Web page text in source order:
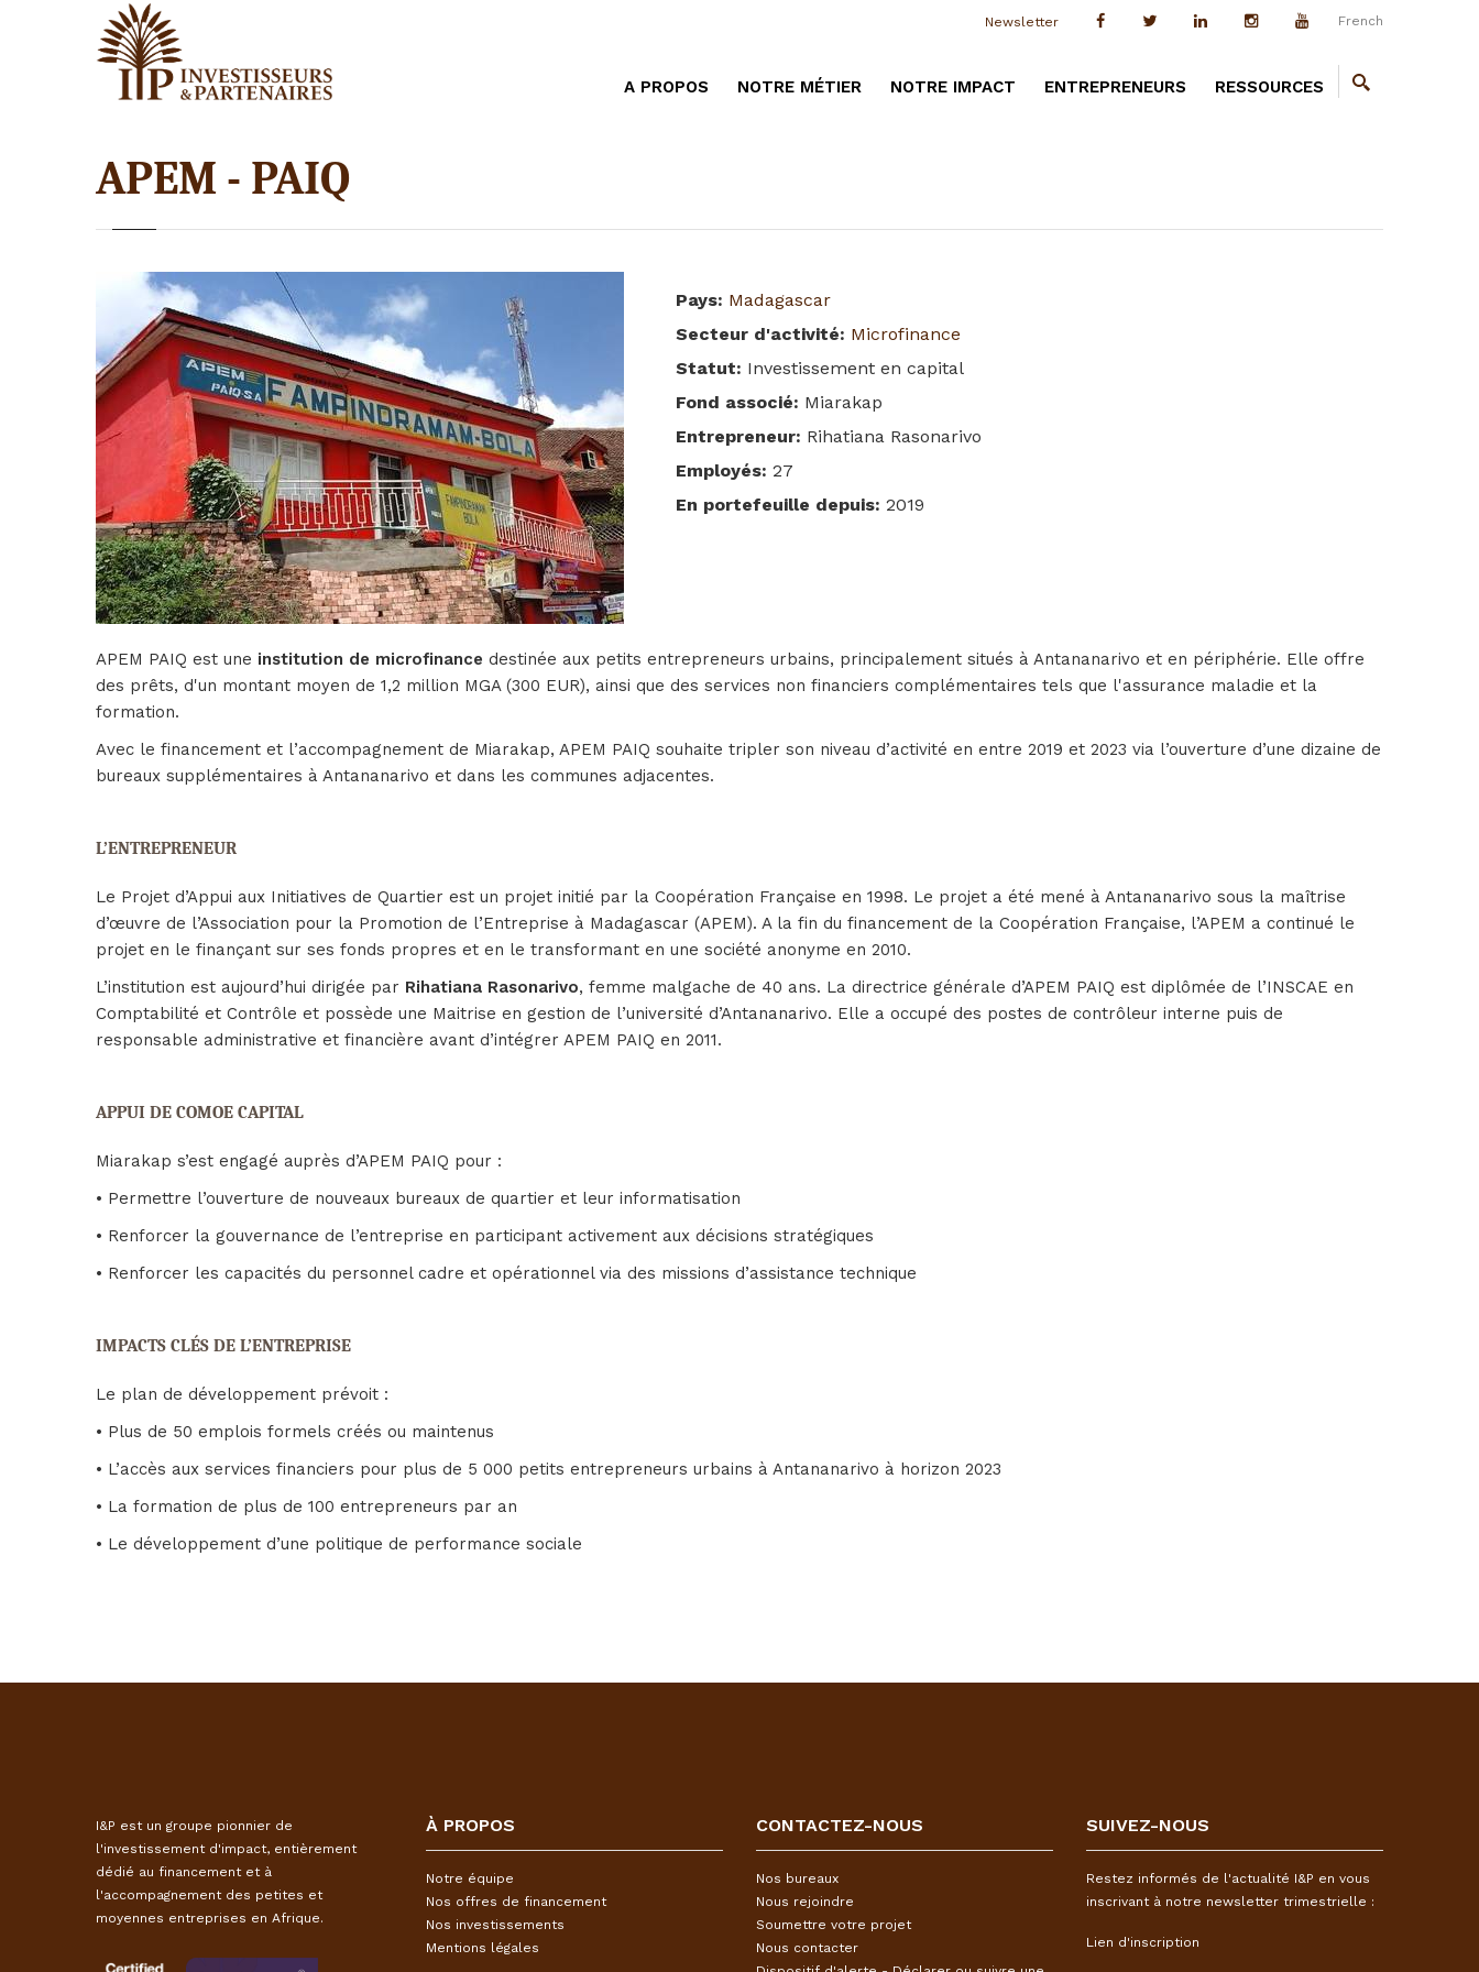
French
Newsletter
A PROPOS NOTRE MÉTIER NOTRE IMPACT ENTREPRENEURS RESSOURCES
APEM - PAIQ
Pays: Madagascar
Secteur d'activité: Microfinance
Statut: Investissement en capital
Fond associé: Miarakap
Entrepreneur: Rihatiana Rasonarivo
Employés: 27
En portefeuille depuis: 2019
APEM PAIQ est une institution de microfinance destinée aux petits entrepreneurs urbains, principalement situés à Antananarivo et en périphérie. Elle offre
des prêts, d'un montant moyen de 1,2 million MGA (300 EUR), ainsi que des services non financiers complémentaires tels que l'assurance maladie et la
formation.
Avec le financement et l’accompagnement de Miarakap, APEM PAIQ souhaite tripler son niveau d’activité en entre 2019 et 2023 via l’ouverture d’une dizaine de
bureaux supplémentaires à Antananarivo et dans les communes adjacentes.
L’ENTREPRENEUR
Le Projet d’Appui aux Initiatives de Quartier est un projet initié par la Coopération Française en 1998. Le projet a été mené à Antananarivo sous la maîtrise
d’œuvre de l’Association pour la Promotion de l’Entreprise à Madagascar (APEM). A la fin du financement de la Coopération Française, l’APEM a continué le
projet en le finançant sur ses fonds propres et en le transformant en une société anonyme en 2010.
L’institution est aujourd’hui dirigée par Rihatiana Rasonarivo, femme malgache de 40 ans. La directrice générale d’APEM PAIQ est diplômée de l’INSCAE en
Comptabilité et Contrôle et possède une Maitrise en gestion de l’université d’Antananarivo. Elle a occupé des postes de contrôleur interne puis de
responsable administrative et financière avant d’intégrer APEM PAIQ en 2011.
APPUI DE COMOE CAPITAL
Miarakap s’est engagé auprès d’APEM PAIQ pour :
• Permettre l’ouverture de nouveaux bureaux de quartier et leur informatisation
• Renforcer la gouvernance de l’entreprise en participant activement aux décisions stratégiques
• Renforcer les capacités du personnel cadre et opérationnel via des missions d’assistance technique
IMPACTS CLÉS DE L’ENTREPRISE
Le plan de développement prévoit :
• Plus de 50 emplois formels créés ou maintenus
• L’accès aux services financiers pour plus de 5 000 petits entrepreneurs urbains à Antananarivo à horizon 2023
• La formation de plus de 100 entrepreneurs par an
• Le développement d’une politique de performance sociale
I&P est un groupe pionnier de
l'investissement d'impact, entièrement
dédié au financement et à
l'accompagnement des petites et
moyennes entreprises en Afrique.
À PROPOS
Notre équipe
Nos offres de financement
Nos investissements
Mentions légales
CONTACTEZ-NOUS
Nos bureaux
Nous rejoindre
Soumettre votre projet
Nous contacter
SUIVEZ-NOUS
Restez informés de l'actualité I&P en vous
inscrivant à notre newsletter trimestrielle :
Lien d'inscription